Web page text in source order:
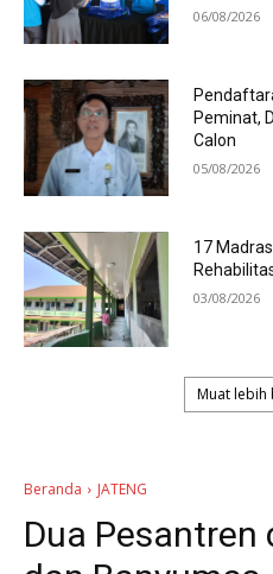
06/08/2026
Peminat,
Calon
05/08/2026
17
03/08/2026
Muat lebih